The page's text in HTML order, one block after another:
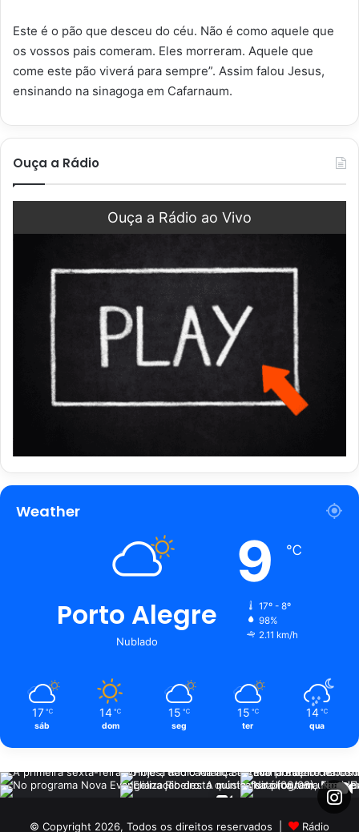
Este é o pão que desceu do céu. Não é como aquele que
os vossos pais comeram. Eles morreram. Aquele que
come este pão viverá para sempre”. Assim falou Jesus,
ensinando na sinagoga em Cafarnaum.
Ouça a Rádio
Ouça a Rádio ao Vivo
Weather
Porto Alegre
Nublado
9 ℃
17º - 8º
98%
2.11 km/h
17 ℃
sáb
14 ℃
dom
15 ℃
seg
15 ℃
ter
14 ℃
qua
© Copyright 2026, Todos os direitos reservados | Rádio